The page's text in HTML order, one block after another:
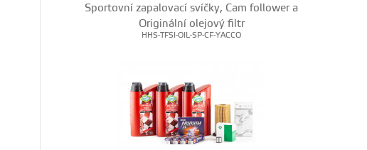
Sportovní zapalovací svíčky, Cam follower a
Originální olejový filtr
HHS-TFSI-OIL-SP-CF-YACCO